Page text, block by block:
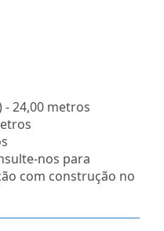
24,00 metros
nos para
com construção no